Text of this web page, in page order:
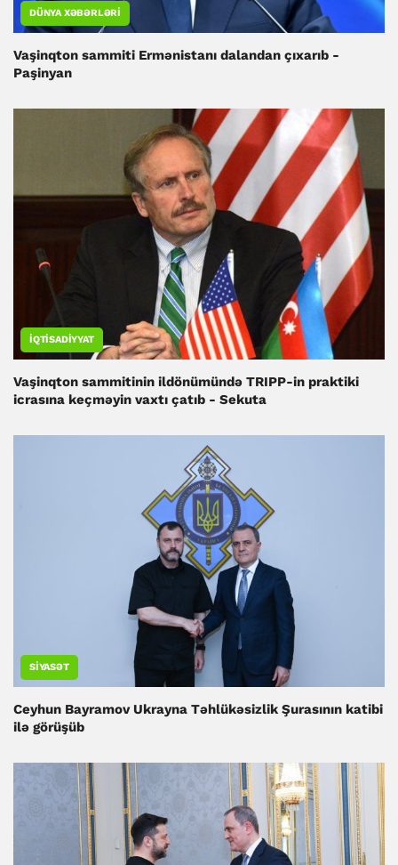
DÜNYA XƏBƏRLƏRI
Vaşinqton sammiti Ermənistanı dalandan çıxarıb -
Paşinyan
İQTISADIYYAT
Vaşinqton sammitinin ildönümündə TRIPP-in praktiki
icrasına keçməyin vaxtı çatıb - Sekuta
SIYASƏT
Ceyhun Bayramov Ukrayna Təhlükəsizlik Şurasının katibi
ilə görüşüb